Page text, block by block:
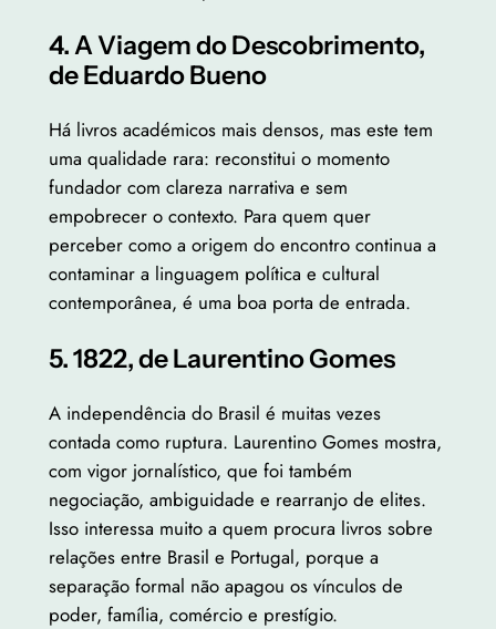
4. A Viagem do Descobrimento,
de Eduardo Bueno
Há livros académicos mais densos, mas este tem
uma qualidade rara: reconstitui o momento
fundador com clareza narrativa e sem
empobrecer o contexto. Para quem quer
perceber como a origem do encontro continua a
contaminar a linguagem política e cultural
contemporânea, é uma boa porta de entrada.
5. 1822, de Laurentino Gomes
A independência do Brasil é muitas vezes
contada como ruptura. Laurentino Gomes mostra,
com vigor jornalístico, que foi também
negociação, ambiguidade e rearranjo de elites.
Isso interessa muito a quem procura livros sobre
relações entre Brasil e Portugal, porque a
separação formal não apagou os vínculos de
poder, família, comércio e prestígio.